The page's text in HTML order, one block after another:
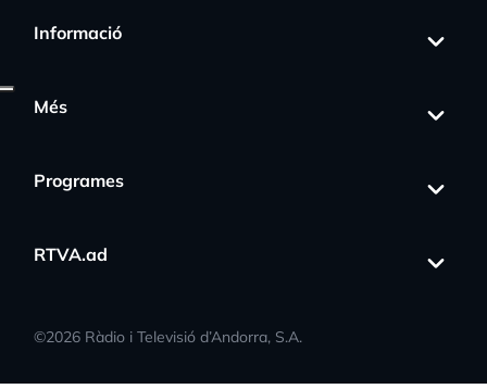
Informació
Més
Programes
RTVA.ad
©2026 Ràdio i Televisió d’Andorra, S.A.